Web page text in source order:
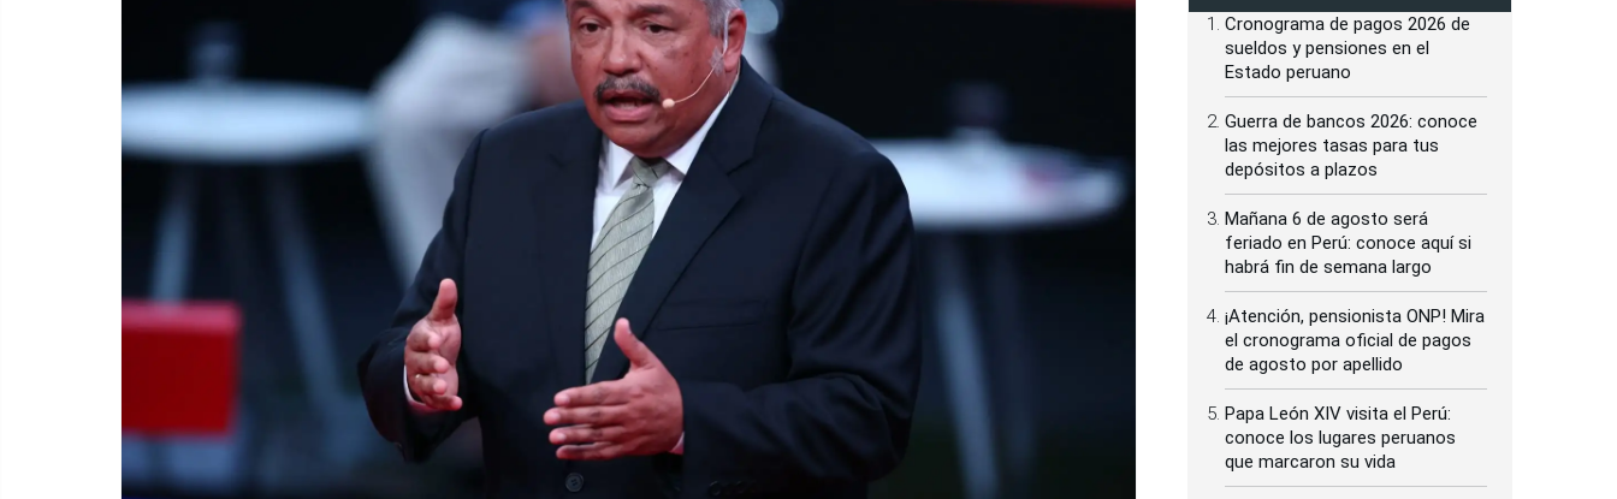
Cronograma de pagos 2026 de
sueldos y pensiones en el
Estado peruano
Guerra de bancos 2026: conoce
las mejores tasas para tus
depósitos a plazos
Mañana 6 de agosto será
feriado en Perú: conoce aquí si
habrá fin de semana largo
¡Atención, pensionista ONP! Mira
el cronograma oficial de pagos
de agosto por apellido
Papa León XIV visita el Perú:
conoce los lugares peruanos
que marcaron su vida